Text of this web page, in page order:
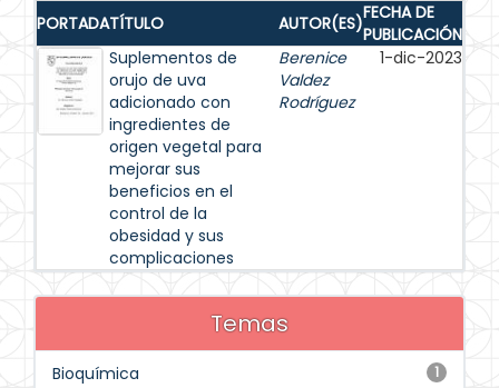
PORTADATÍTULO AUTOR(ES)FECHA DE
PUBLICACIÓN
Suplementos de
orujo de uva
adicionado con
ingredientes de
origen vegetal para
mejorar sus
beneficios en el
control de la
obesidad y sus
complicaciones
Berenice
Valdez
Rodríguez
1-dic-2023
Temas
1
Bioquímica